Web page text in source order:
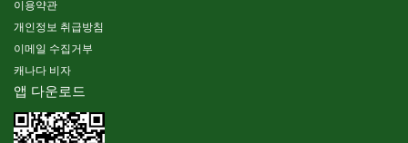
이용약관
개인정보 취급방침
이메일 수집거부
캐나다 비자
앱 다운로드